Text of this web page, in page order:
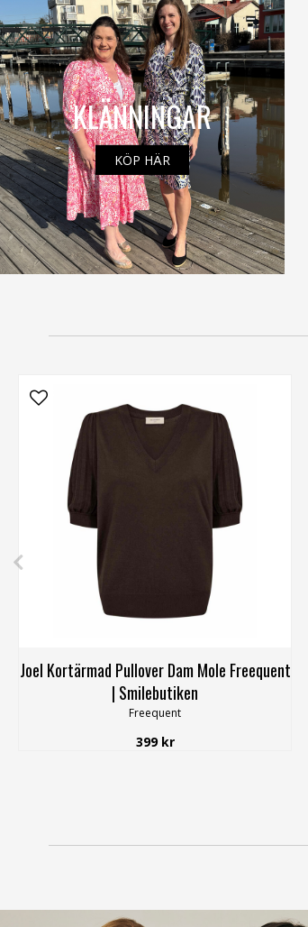
KLÄNNINGAR
KÖP HÄR
Joel Kortärmad Pullover Dam Mole Freequent
| Smilebutiken
Freequent
399 kr